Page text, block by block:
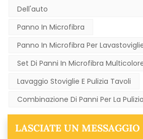
Dell'auto
Panno In Microfibra
Panno In Microfibra Per
Set Di Panni In Microfibra
Lavaggio Stoviglie E Pulizia Tavoli
Combinazione Di Panni Per La
LASCIATE UN MESSAGGIO